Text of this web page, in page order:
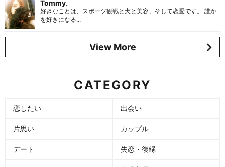
Tommy.
好きなことは、スポーツ観戦と犬と美容、そして恋愛です。 誰か
を好きになる...
View More
CATEGORY
恋したい 出会い
片思い カップル
デート 失恋・復縁